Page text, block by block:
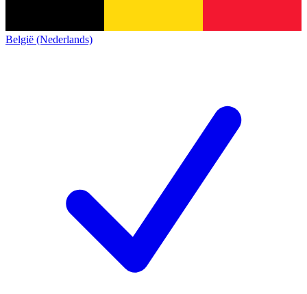
België (Nederlands)